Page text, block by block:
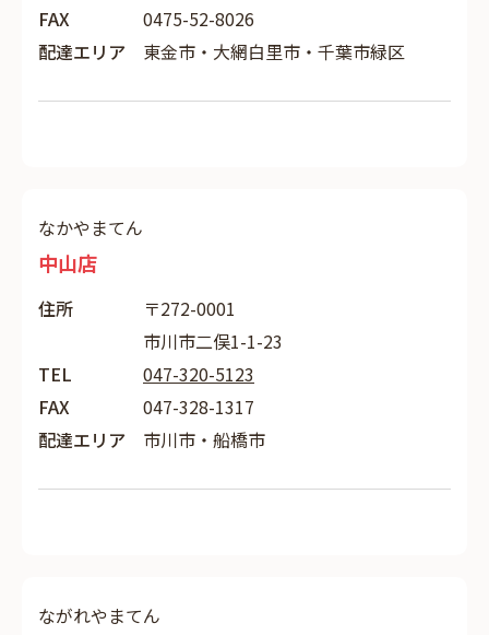
FAX
0475-52-8026
配達エリア
東金市・大網白里市・千葉市緑区
なかやまてん
中山店
住所
〒272-0001
市川市二俣1-1-23
TEL
047-320-5123
FAX
047-328-1317
配達エリア
市川市・船橋市
ながれやまてん